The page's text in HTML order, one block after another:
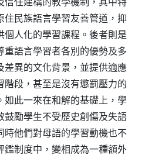
住民族語言學習友善管道，抑
個人化的學習課程。後者則是
重語言學習者各別的優勢及多
差異的文化背景，並提供適應
階段，甚至是沒有懲罰壓力的
如此一來在和解的基礎上，學
鼓勵學生不受歷史創傷及失語
時他們對母語的學習動機也不
鑑制度中，變相成為一種額外